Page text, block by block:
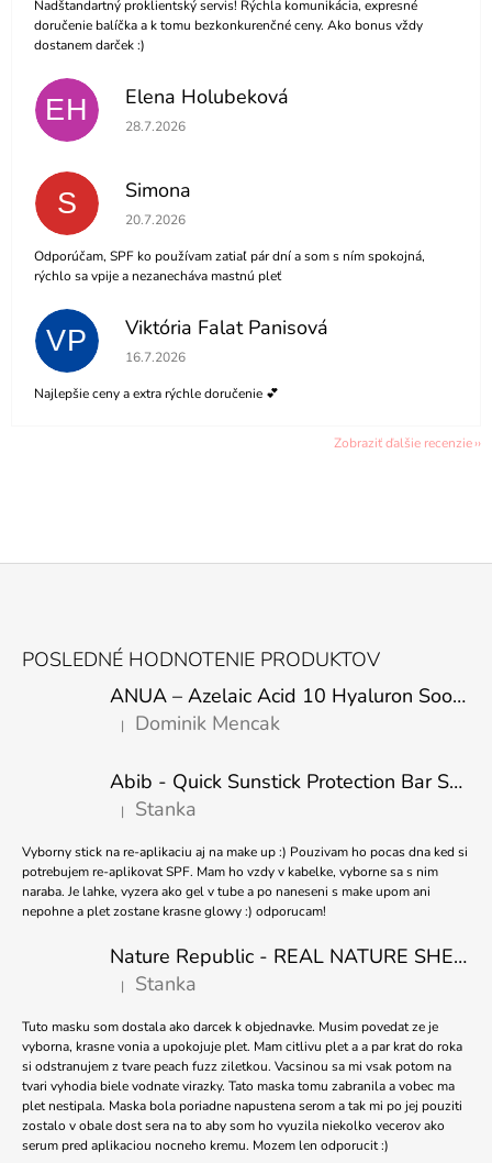
Nadštandartný proklientský servis! Rýchla komunikácia, expresné
doručenie balíčka a k tomu bezkonkurenčné ceny. Ako bonus vždy
dostanem darček :)
EH Elena Holubeková
Hodnotenie obchodu je 5 z 5 hviezdičiek.
28.7.2026
S Simona
Hodnotenie obchodu je 5 z 5 hviezdičiek.
20.7.2026
Odporúčam, SPF ko používam zatiaľ pár dní a som s ním spokojná,
rýchlo sa vpije a nezanecháva mastnú pleť
VP Viktória Falat Panisová
Hodnotenie obchodu je 5 z 5 hviezdičiek.
16.7.2026
Najlepšie ceny a extra rýchle doručenie 💕
Zobraziť ďalšie recenzie
POSLEDNÉ HODNOTENIE PRODUKTOV
ANUA – Azelaic Acid 10 Hyaluron Soothing Serum – 30 ml
Hodnotenie produktu je 5 z 5 hviezdičiek.
| Dominik Mencak
Abib - Quick Sunstick Protection Bar SPF50+ PA++++ 22g
Hodnotenie produktu je 5 z 5 hviezdičiek.
| Stanka
Vyborny stick na re-aplikaciu aj na make up :) Pouzivam ho pocas dna ked si
potrebujem re-aplikovat SPF. Mam ho vzdy v kabelke, vyborne sa s nim
naraba. Je lahke, vyzera ako gel v tube a po naneseni s make upom ani
nepohne a plet zostane krasne glowy :) odporucam!
Nature Republic - REAL NATURE SHEET MASK TEA TREE 23ml
Hodnotenie produktu je 5 z 5 hviezdičiek.
| Stanka
Tuto masku som dostala ako darcek k objednavke. Musim povedat ze je
vyborna, krasne vonia a upokojuje plet. Mam citlivu plet a a par krat do roka
si odstranujem z tvare peach fuzz ziletkou. Vacsinou sa mi vsak potom na
tvari vyhodia biele vodnate virazky. Tato maska tomu zabranila a vobec ma
plet nestipala. Maska bola poriadne napustena serom a tak mi po jej pouziti
zostalo v obale dost sera na to aby som ho vyuzila niekolko vecerov ako
serum pred aplikaciou nocneho kremu. Mozem len odporucit :)